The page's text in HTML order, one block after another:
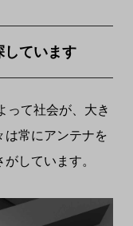
しています
って社会が、大き
は常にアンテナを
しています。